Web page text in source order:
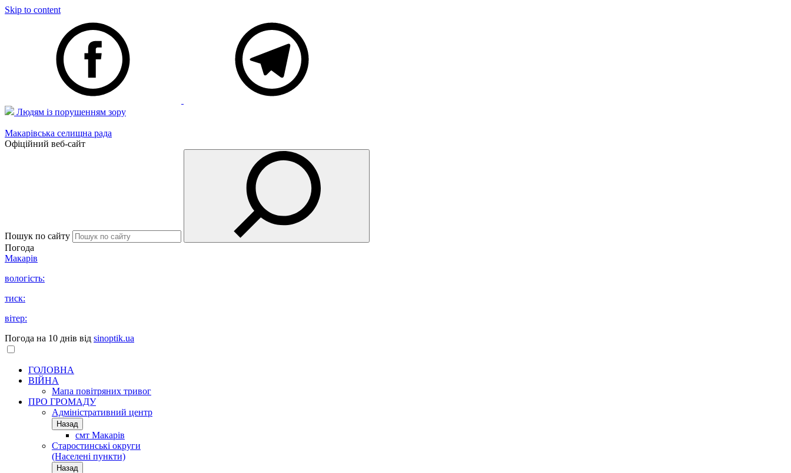
Skip to content
Людям із порушенням зору
Макарівська селищна рада
Офіційний веб-сайт
Пошук по сайту
Погода
Макарів
вологість:
тиск:
вітер:
Погода на 10 днів від sinoptik.ua
ГОЛОВНА
ВІЙНА
Мапа повітряних тривог
ПРО ГРОМАДУ
Aдміністративний центр
Назад
смт Макарів
Старостинські округи
(Населені пункти)
Назад